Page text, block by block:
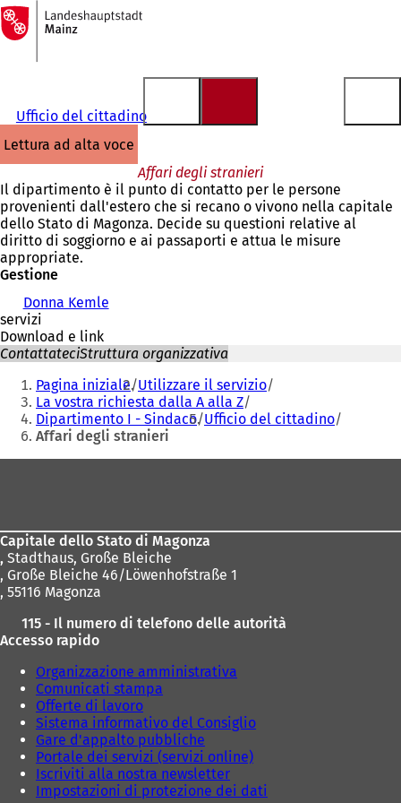
Vai al contenuto
Alla
pagina
iniziale
Ufficio del cittadino
lettura ad alta voce
Affari degli stranieri
Il dipartimento è il punto di contatto per le persone
provenienti dall'estero che si recano o vivono nella capitale
dello Stato di Magonza. Decide su questioni relative al
diritto di soggiorno e ai passaporti e attua le misure
appropriate.
Gestione
Donna Kemle
servizi
Download e link
ContattateciStruttura organizzativa
Siete
qui:
Pagina iniziale Utilizzare il servizio
La vostra richiesta dalla A alla Z
Dipartimento I - Sindaco Ufficio del cittadino
Affari degli stranieri
Capitale dello Stato di Magonza
, Stadthaus, Große Bleiche
, Große Bleiche 46/Löwenhofstraße 1
, 55116 Magonza
115 - Il numero di telefono delle autorità
Accesso rapido
Organizzazione amministrativa
Comunicati stampa
Offerte di lavoro
Sistema informativo del Consiglio
Gare d'appalto pubbliche
Portale dei servizi (servizi online)
Iscriviti alla nostra newsletter
Impostazioni di protezione dei dati